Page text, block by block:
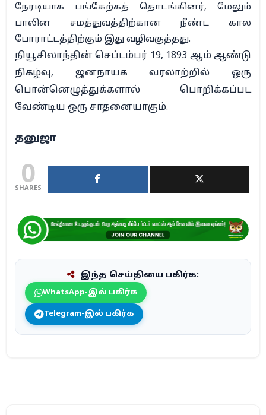
நேரடியாக பங்கேற்கத் தொடங்கினர், மேலும்
பாலின சமத்துவத்திற்கான நீண்ட கால
போராட்டத்திற்கும் இது வழிவகுத்தது.
நியூசிலாந்தின் செப்டம்பர் 19, 1893 ஆம் ஆண்டு
நிகழ்வு, ஜனநாயக வரலாற்றில் ஒரு
பொன்னெழுத்துக்களால் பொறிக்கப்பட
வேண்டிய ஒரு சாதனையாகும்.
தனுஜா
0
SHARES
இந்த செய்தியை பகிர்க:
WhatsApp-இல் பகிர்க
Telegram-இல் பகிர்க